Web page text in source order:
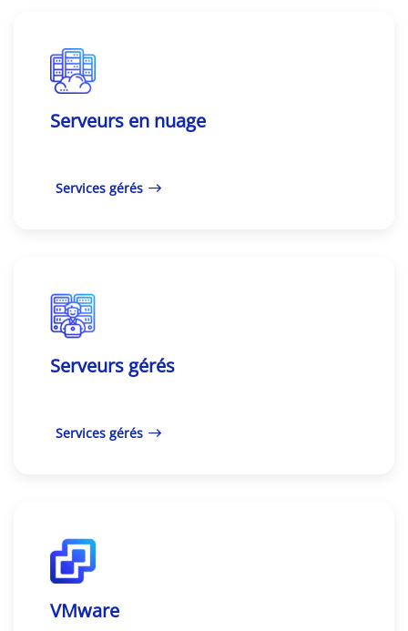
Serveurs en nuage
Services gérés
Serveurs gérés
Services gérés
VMware